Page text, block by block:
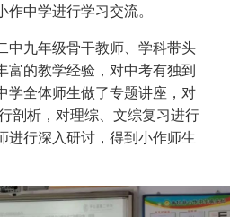
中学进行学习交流。
中九年级骨干教师、学科带头
富的教学经验，对中考有独到
学全体师生做了专题讲座，对
剖析，对理综、文综复习进行
进行深入研讨，得到小作师生